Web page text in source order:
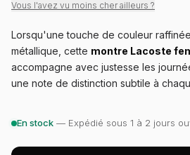
Vous l'avez vu moins cher ailleurs ?
Lorsqu'une touche de couleur
métallique, cette montre Lacoste
accompagne avec justesse les
une note de distinction subtile à
En stock — Expédié sous 1 à 2 jours